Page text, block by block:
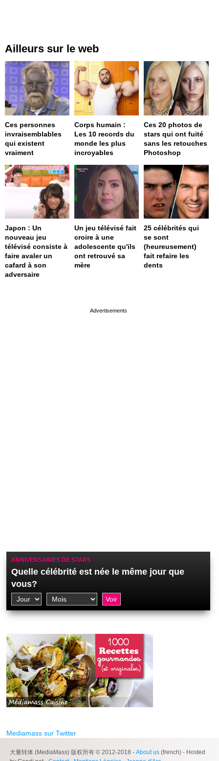
Ailleurs sur le web
Ces personnes
invraisemblables
qui existent
vraiment
Corps humain :
Les 10 records du
monde les plus
incroyables
Ces 20 photos de
stars qui ont fuité
sans les retouches
Photoshop
Japon : Un
nouveau jeu
télévisé consiste à
faire avaler un
cafard à son
adversaire
Un jeu télévisé fait
croire à une
adolescente qu'ils
ont retrouvé sa
mère
25 célébrités qui
se sont
(heureusement)
fait refaire les
dents
ANNIVERSAIRES DE STARS
Quelle célébrité est née le même jour que
vous?
Mediamass sur Twitter
大量转体 (MediaMass) 版权所有 © 2012-2018 - About us (french) - Hosted